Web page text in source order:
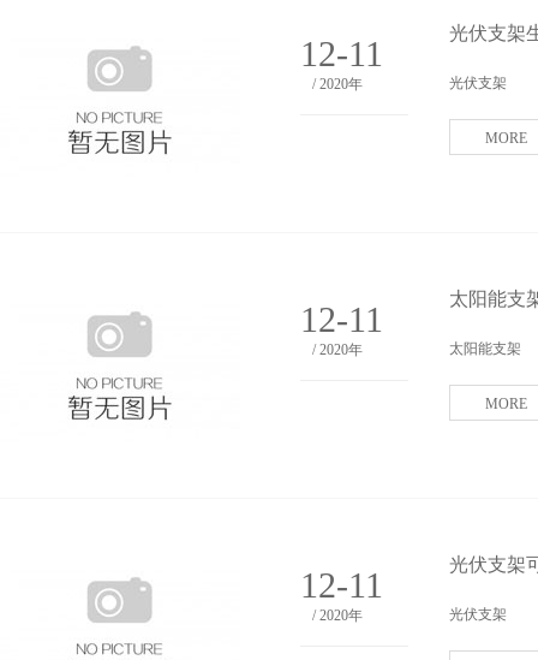
12-11
/ 2020年
光伏支架
光伏支架
MORE
12-11
/ 2020年
太阳能支
太阳能支架
MORE
12-11
/ 2020年
光伏支架
光伏支架